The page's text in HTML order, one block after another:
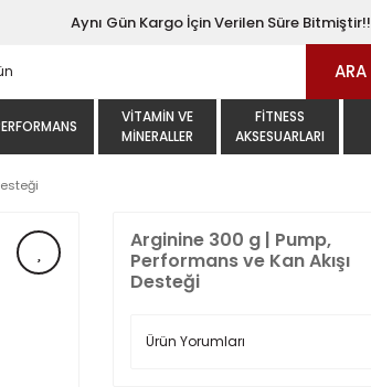
Aynı Gün Kargo İçin Verilen Süre Bitmiştir!!
ARA
VITAMIN VE
MINERALLER
FITNESS
AKSESUARLARI
Arginine 300 g | Pump,
Performans ve Kan Akışı
Desteği
Ürün Yorumları